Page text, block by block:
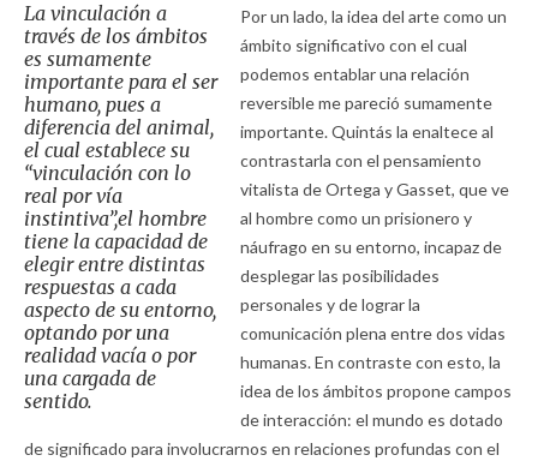
La vinculación a
través de los ámbitos
es sumamente
importante para el ser
humano, pues a
diferencia del animal,
el cual establece su
“vinculación con lo
real por vía
instintiva”,el hombre
tiene la capacidad de
elegir entre distintas
respuestas a cada
aspecto de su entorno,
optando por una
realidad vacía o por
una cargada de
sentido.
Por un lado, la idea del arte como un
ámbito significativo con el cual
podemos entablar una relación
reversible me pareció sumamente
importante. Quintás la enaltece al
contrastarla con el pensamiento
vitalista de Ortega y Gasset, que ve
al hombre como un prisionero y
náufrago en su entorno, incapaz de
desplegar las posibilidades
personales y de lograr la
comunicación plena entre dos vidas
humanas. En contraste con esto, la
idea de los ámbitos propone campos
de interacción: el mundo es dotado
de significado para involucrarnos en relaciones profundas con el